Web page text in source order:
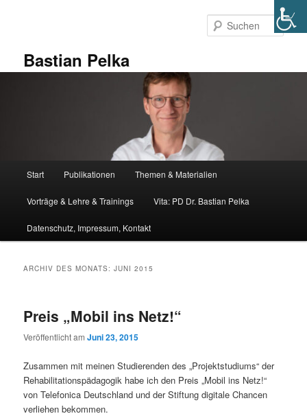
Bastian Pelka
Start Publikationen Themen & Materialien
Vorträge & Lehre & Trainings Vita: PD Dr. Bastian Pelka
Datenschutz, Impressum, Kontakt
ARCHIV DES MONATS:JUNI 2015
Preis „Mobil ins Netz!“
Veröffentlicht amJuni 23, 2015
Zusammen mit meinen Studierenden des „Projektstudiums“ der
Rehabilitationspädagogik habe ich den Preis „Mobil ins Netz!“
von Telefonica Deutschland und der Stiftung digitale Chancen
verliehen bekommen.